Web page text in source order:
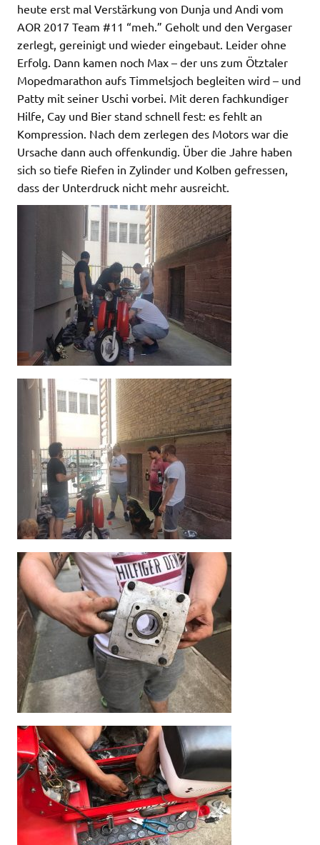
heute erst mal Verstärkung von Dunja und Andi vom
AOR 2017 Team #11 “meh.” Geholt und den Vergaser
zerlegt, gereinigt und wieder eingebaut. Leider ohne
Erfolg. Dann kamen noch Max – der uns zum Ötztaler
Mopedmarathon aufs Timmelsjoch begleiten wird – und
Patty mit seiner Uschi vorbei. Mit deren fachkundiger
Hilfe, Cay und Bier stand schnell fest: es fehlt an
Kompression. Nach dem zerlegen des Motors war die
Ursache dann auch offenkundig. Über die Jahre haben
sich so tiefe Riefen in Zylinder und Kolben gefressen,
dass der Unterdruck nicht mehr ausreicht.